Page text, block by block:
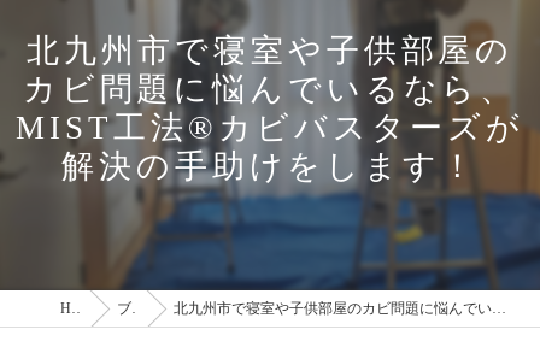
北九州市で寝室や子供部屋の
カビ問題に悩んでいるなら、
MIST工法®カビバスターズが
解決の手助けをします！
HOME ブログ 北九州市で寝室や子供部屋のカビ問題に悩んでいるなら、MIST工法®カビバスターズが解決の手助けをします！